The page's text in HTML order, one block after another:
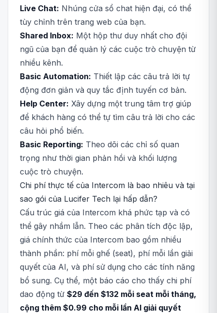
Live Chat: Nhúng cửa sổ chat hiện đại, có thể
tùy chỉnh trên trang web của bạn.
Shared Inbox: Một hộp thư duy nhất cho đội
ngũ của bạn để quản lý các cuộc trò chuyện từ
nhiều kênh.
Basic Automation: Thiết lập các câu trả lời tự
động đơn giản và quy tắc định tuyến cơ bản.
Help Center: Xây dựng một trung tâm trợ giúp
để khách hàng có thể tự tìm câu trả lời cho các
câu hỏi phổ biến.
Basic Reporting: Theo dõi các chỉ số quan
trọng như thời gian phản hồi và khối lượng
cuộc trò chuyện.
Chi phí thực tế của Intercom là bao nhiêu và tại
sao gói của Lucifer Tech lại hấp dẫn?
Cấu trúc giá của Intercom khá phức tạp và có
thể gây nhầm lẫn. Theo các phân tích độc lập,
giá chính thức của Intercom bao gồm nhiều
thành phần: phí mỗi ghế (seat), phí mỗi lần giải
quyết của AI, và phí sử dụng cho các tính năng
bổ sung. Cụ thể, một báo cáo cho thấy chi phí
dao động từ $29 đến $132 mỗi seat mỗi tháng,
cộng thêm $0.99 cho mỗi lần AI giải quyết